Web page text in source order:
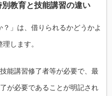
教育と技能講習の違い
？」は、借りられるかどうかよ
理します。
能講習修了者等が必要で、最
が必要であることが明記され